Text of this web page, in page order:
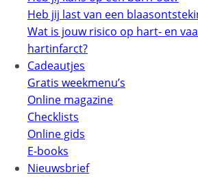
Heb jij last van een
Wat is jouw risico op hart- en
hartinfarct?
Cadeautjes
Gratis weekmenu’s
Online magazine
Checklists
Online gids
E-books
Nieuwsbrief